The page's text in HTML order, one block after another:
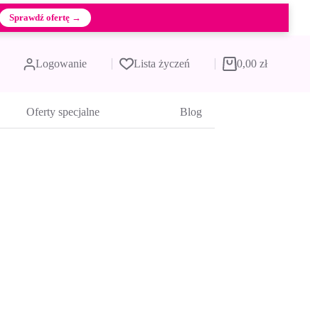
Sprawdź ofertę →
Logowanie Lista życzeń Koszyk
0,00 zł
Oferty specjalne Blog